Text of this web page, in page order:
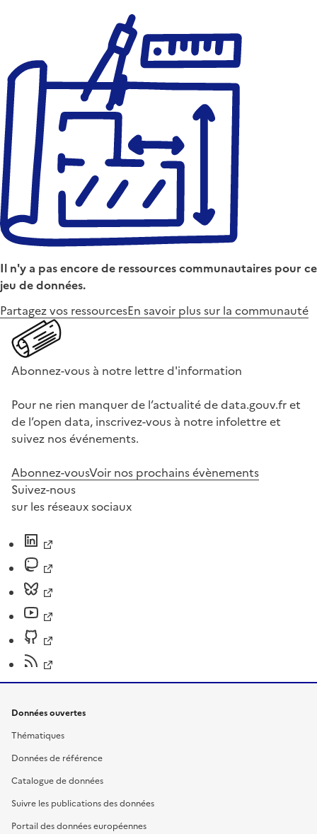
Il n'y a pas encore de ressources communautaires pour ce
jeu de données.
Partagez vos ressourcesEn savoir plus sur la communauté
Abonnez-vous à notre lettre d'information
Pour ne rien manquer de l’actualité de data.gouv.fr et
de l’open data, inscrivez-vous à notre infolettre et
suivez nos événements.
Abonnez-vousVoir nos prochains évènements
Suivez-nous
sur les réseaux sociaux
Données ouvertes
Thématiques
Données de référence
Catalogue de données
Suivre les publications des données
Portail des données européennes